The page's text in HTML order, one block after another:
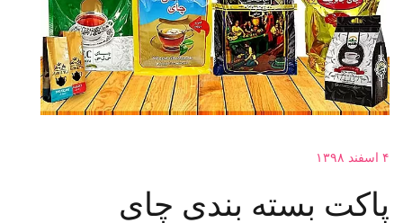
۴ اسفند ۱۳۹۸
پاکت بسته بندی چای